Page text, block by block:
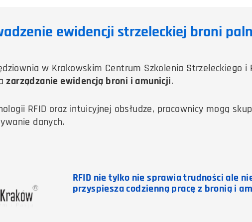
ewidencji strzeleckiej broni
w Krakowskim Centrum Szkolenia Strzeleckiego i
zarządzanie ewidencją broni i amunicji.
RFID oraz intuicyjnej obsłudze, pracownicy mogą
danych.
RFID nie tylko nie sprawia trudności ale
przyspiesza codzienną pracę z bronią i